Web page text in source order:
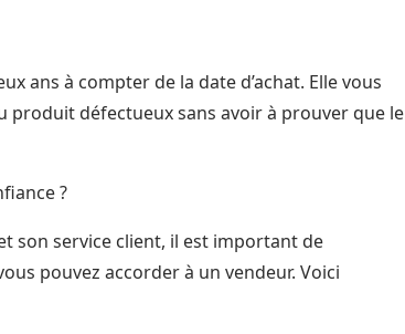
ans à compter de la date d’achat. Elle vous
défectueux sans avoir à prouver que le
?
son service client, il est important de
pouvez accorder à un vendeur. Voici